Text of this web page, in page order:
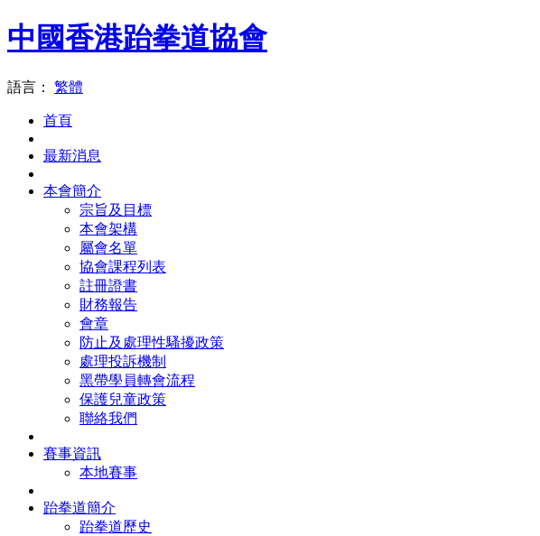
中國香港跆拳道協會
語言： 繁體
首頁
最新消息
本會簡介
宗旨及目標
本會架構
屬會名單
協會課程列表
註冊證書
財務報告
會章
防止及處理性騷擾政策
處理投訴機制
黑帶學員轉會流程
保護兒童政策
聯絡我們
賽事資訊
本地賽事
跆拳道簡介
跆拳道歷史